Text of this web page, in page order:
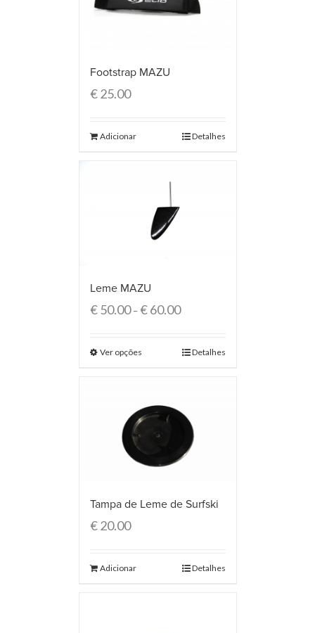
Footstrap MAZU
€25.00
Adicionar Detalhes
Leme MAZU
€50.00–€60.00
Ver opções Detalhes
Tampa de Leme de Surfski
€20.00
Adicionar Detalhes